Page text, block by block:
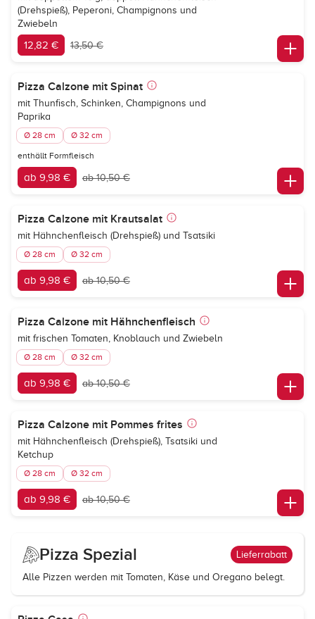
(Drehspieß), Peperoni, Champignons und
Zwiebeln
12,82 € 13,50 €
Pizza Calzone mit Spinat
mit Thunfisch, Schinken, Champignons und
Paprika
Ø 28 cm Ø 32 cm
enthällt Formfleisch
ab 9,98 € ab 10,50 €
Pizza Calzone mit Krautsalat
mit Hähnchenfleisch (Drehspieß) und Tsatsiki
Ø 28 cm Ø 32 cm
ab 9,98 € ab 10,50 €
Pizza Calzone mit Hähnchenfleisch
mit frischen Tomaten, Knoblauch und Zwiebeln
Ø 28 cm Ø 32 cm
ab 9,98 € ab 10,50 €
Pizza Calzone mit Pommes frites
mit Hähnchenfleisch (Drehspieß), Tsatsiki und
Ketchup
Ø 28 cm Ø 32 cm
ab 9,98 € ab 10,50 €
Pizza Spezial Lieferrabatt
Alle Pizzen werden mit Tomaten, Käse und Oregano belegt.